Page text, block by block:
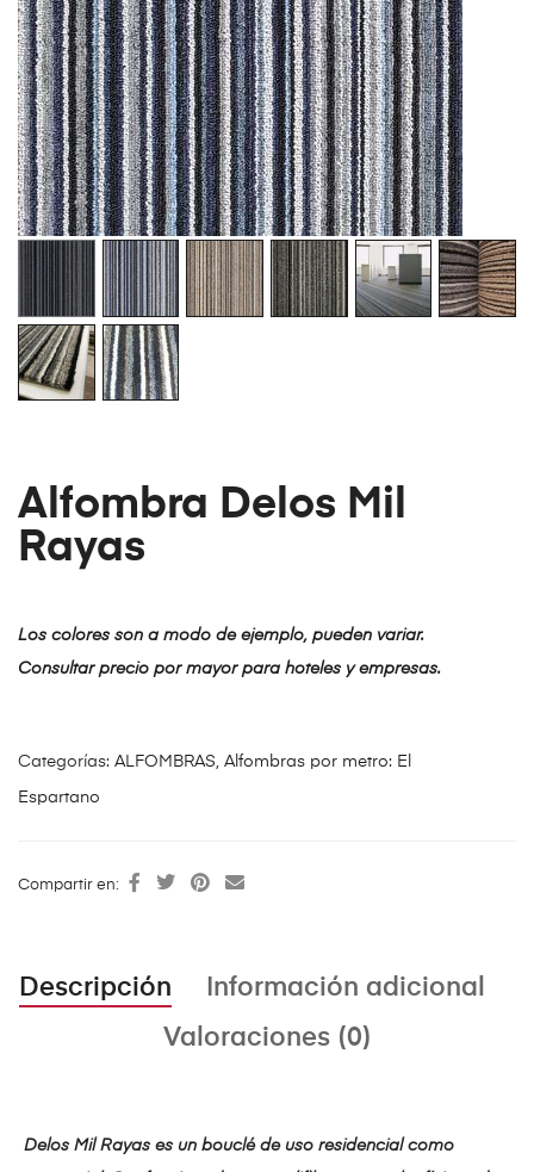
Alfombra Delos Mil
Rayas
Los colores son a modo de ejemplo, pueden variar.
Consultar precio por mayor para hoteles y empresas.
Categorías: ALFOMBRAS, Alfombras por metro: El
Espartano
Compartir en:
Descripción
Información adicional
Valoraciones (0)
Delos Mil Rayas es un bouclé de uso residencial como